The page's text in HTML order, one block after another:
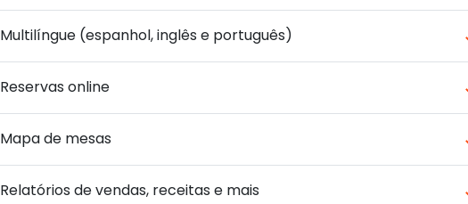
Multilíngue (espanhol, inglês e português)
Reservas online
Mapa de mesas
Relatórios de vendas, receitas e mais